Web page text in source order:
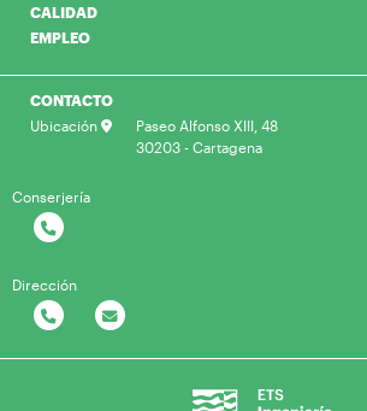
CALIDAD
EMPLEO
CONTACTO
Ubicación
Paseo Alfonso XIII, 48
30203 - Cartagena
Conserjería
Dirección